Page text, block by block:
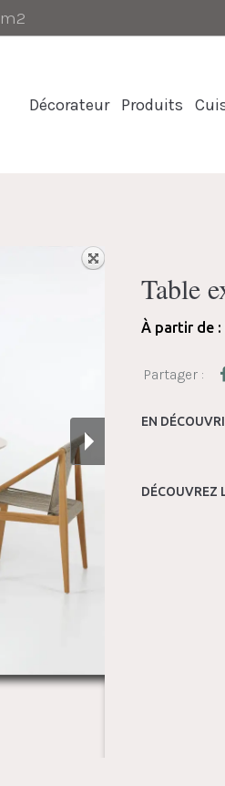
Décorateur Produits
Table
À partir de :
EN
DÉCOUVREZ